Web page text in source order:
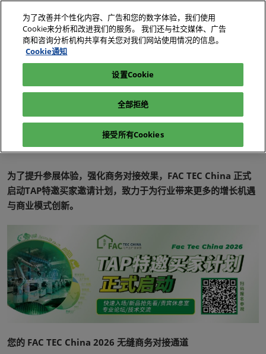
2026年10月27-29日
深圳国际会展中心（宝安）
电子展|绿色工厂展|电子工厂设施展
TAP特邀买家
为了提升参展体验，强化商务对接效果，FAC TEC China 正式
启动TAP特邀买家邀请计划，致力于为行业带来更多的增长机遇
与商业模式创新。
您的 FAC TEC China 2026 无缝商务对接通道
为了改善并个性化内容、广告和您的数字体验，我们使用
Cookie来分析和改进我们的服务。 我们还与社交媒体、广告
商和咨询分析机构共享有关您对我们网站使用情况的信息。
Cookie通知
设置Cookie
全部拒绝
接受所有Cookies